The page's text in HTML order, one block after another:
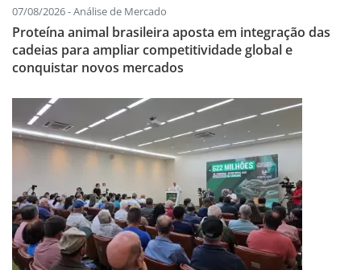
07/08/2026 - Análise de Mercado
Proteína animal brasileira aposta em integração das
cadeias para ampliar competitividade global e
conquistar novos mercados